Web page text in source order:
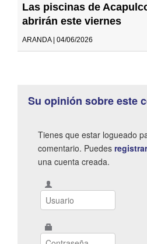
Las piscinas de
abrirán este viernes
ARANDA | 04/06/2026
Su opinión sobre este
Tienes que estar logueado
comentario. Puedes
una cuenta creada.